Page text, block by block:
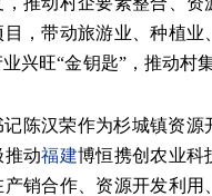
，带动旅游业、种植业
兴旺“金钥匙”，推动村
陈汉荣作为杉城镇资源
推动福建博恒携创农业科
销合作、资源开发利用